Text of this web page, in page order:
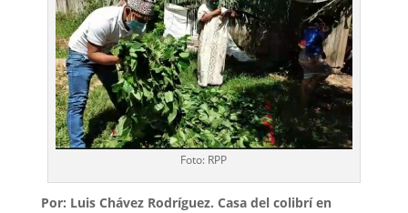
Foto: RPP
Por: Luis Chávez Rodríguez. Casa del colibrí en